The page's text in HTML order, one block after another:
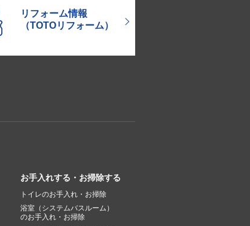
リフォーム情報
（TOTOリフォーム）
お手入れする・お掃除する
トイレのお手入れ・お掃除
浴室（システムバスルーム）
のお手入れ・お掃除